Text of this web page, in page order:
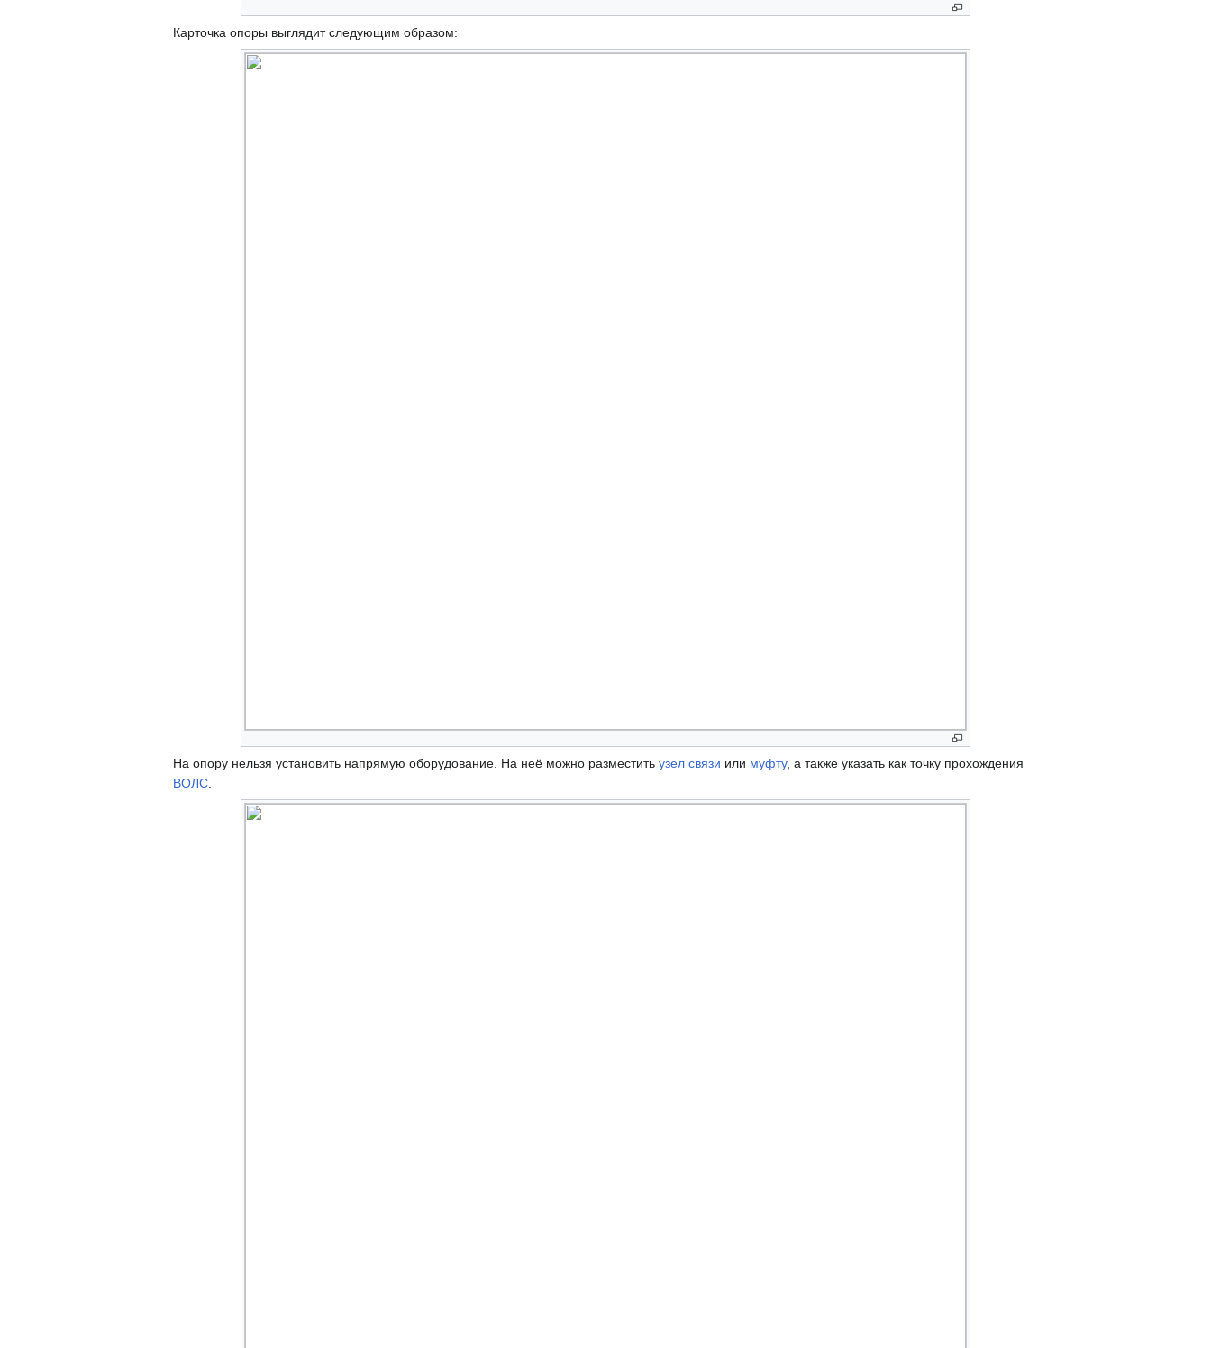
Карточка опоры выглядит следующим образом:
На опору нельзя установить напрямую оборудование. На неё можно разместить узел связи или муфту, а также указать как точку прохождения
ВОЛС.